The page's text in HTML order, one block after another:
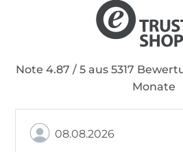
Note 4.87 / 5 aus 5317
Monate
08.08.2026